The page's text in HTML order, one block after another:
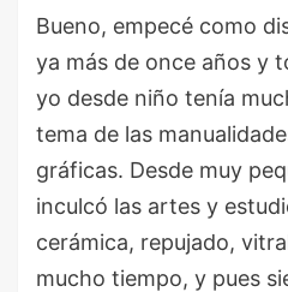
Bueno, empecé como
ya más de once años y
yo desde niño tenía
tema de las
gráficas. Desde muy
inculcó las artes y
cerámica, repujado,
mucho tiempo, y pues